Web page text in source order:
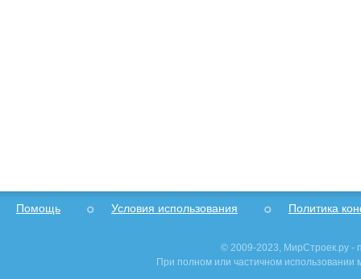
Помощь Условия использования Политика
© 2009-2023, МирСтроек.ру -
При полном или частичном использовании